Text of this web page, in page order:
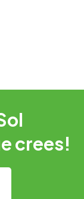
crees!